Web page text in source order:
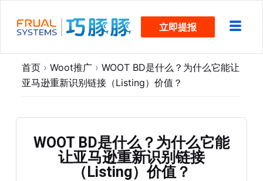
过
立即提报
首页 › Woot推广 › WOOT BD是什么？为什么它能让
亚马逊重新识别链接（Listing）价值？
WOOT BD是什么？为什么它能
让亚马逊重新识别链接
（Listing）价值？